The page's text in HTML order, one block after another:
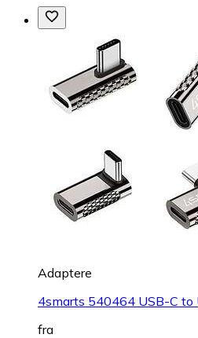
Adaptere
4smarts 540464 USB-C to
fra